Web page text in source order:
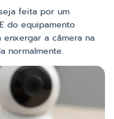
feita por um
do equipamento
enxergar a câmera na
normalmente.